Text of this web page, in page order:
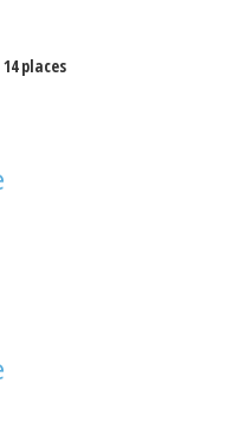
14 places